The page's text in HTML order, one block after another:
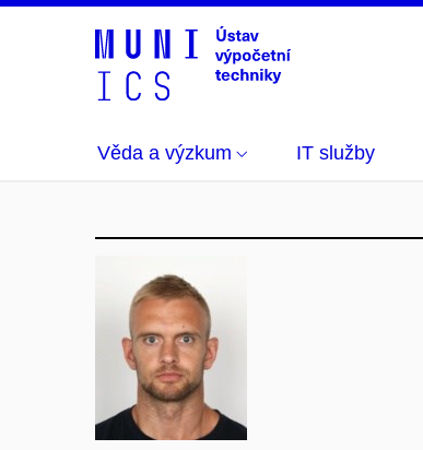
Věda a výzkum IT služby